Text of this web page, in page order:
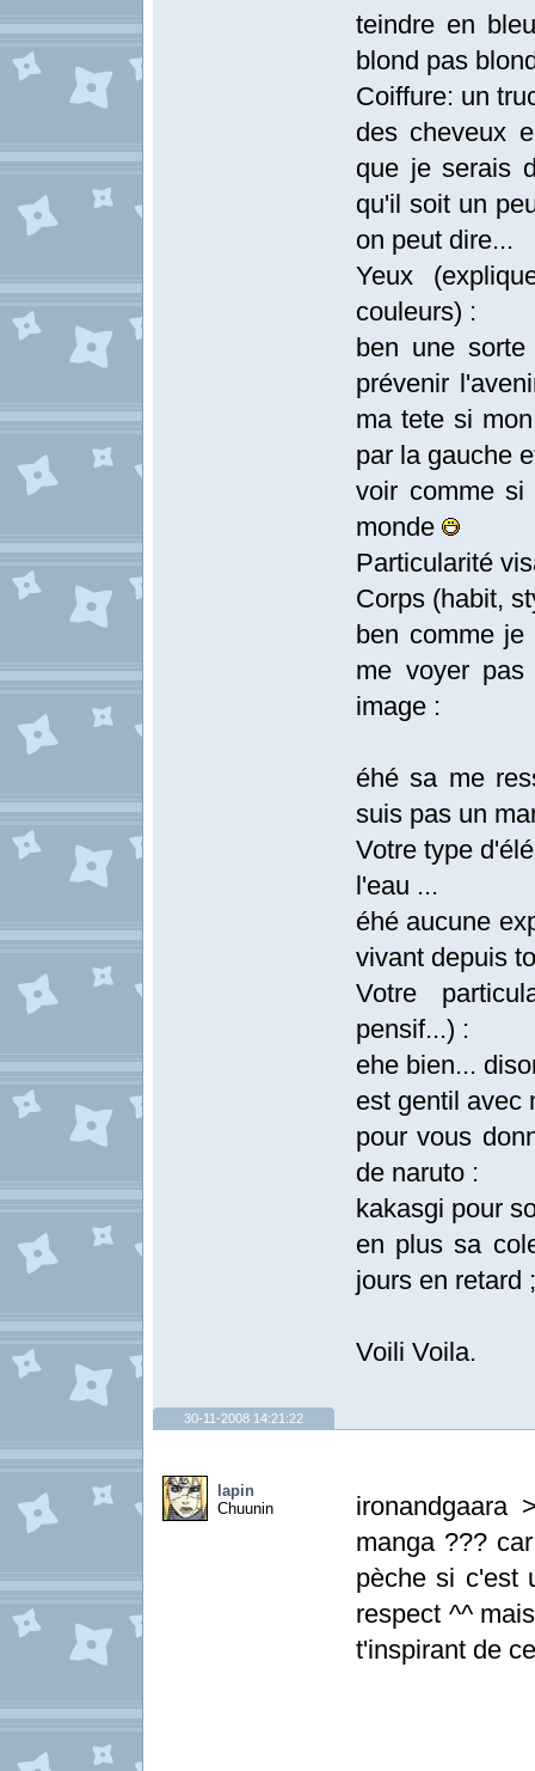
teindre en
blond pas
Coiffure: un
des cheveux
que je serais
qu'il soit un
on peut dire...
Yeux
couleurs) :
ben une
prévenir
ma tete si
par la gauche
voir comme si
monde
Particularité
Corps (habit,
ben comme
me voyer
image :
éhé sa me
suis pas un
Votre type
l'eau ...
éhé aucune
vivant depuis
Votre
pensif...) :
ehe bien...
est gentil avec
pour vous
de naruto :
kakasgi pour
en plus sa
jours en retard
Voili Voila.
30-11-2008 14:21:22
lapin
Chuunin
ironandgaara
manga ???
pèche si c'est
respect ^^
t'inspirant de